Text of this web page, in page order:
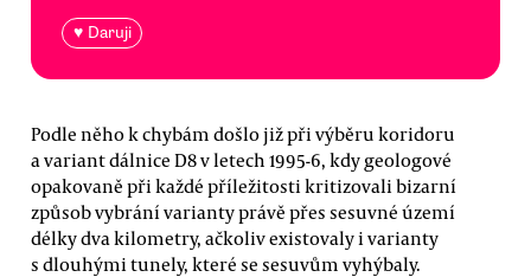
♥ Daruji
Podle něho k chybám došlo již při výběru koridoru
a variant dálnice D8 v letech 1995-6, kdy geologové
opakovaně při každé příležitosti kritizovali bizarní
způsob vybrání varianty právě přes sesuvné území
délky dva kilometry, ačkoliv existovaly i varianty
s dlouhými tunely, které se sesuvům vyhýbaly.